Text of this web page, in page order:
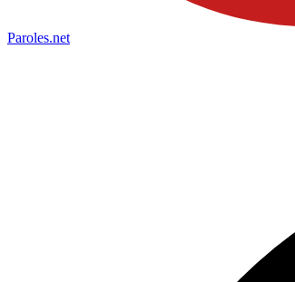
Paroles.net